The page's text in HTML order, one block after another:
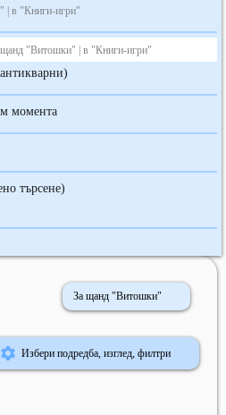
| в "Книги-игри"
щанд "Витошки" | в "Книги-игри"
момента
търсене)
За щанд "Витошки"
Избери подредба, изглед, филтри